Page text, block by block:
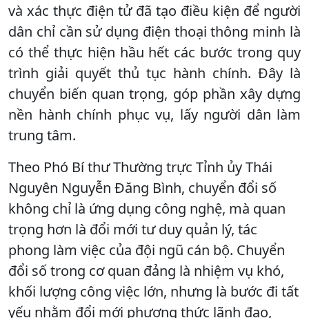
và xác thực điện tử đã tạo điều kiện để người
dân chỉ cần sử dụng điện thoại thông minh là
có thể thực hiện hầu hết các bước trong quy
trình giải quyết thủ tục hành chính. Đây là
chuyển biến quan trọng, góp phần xây dựng
nền hành chính phục vụ, lấy người dân làm
trung tâm.
Theo Phó Bí thư Thường trực Tỉnh ủy Thái
Nguyên Nguyễn Đăng Bình, chuyển đổi số
không chỉ là ứng dụng công nghệ, mà quan
trọng hơn là đổi mới tư duy quản lý, tác
phong làm việc của đội ngũ cán bộ. Chuyển
đổi số trong cơ quan đảng là nhiệm vụ khó,
khối lượng công việc lớn, nhưng là bước đi tất
yếu nhằm đổi mới phương thức lãnh đạo,